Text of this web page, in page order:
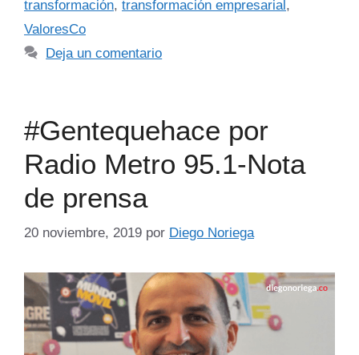
transformación, transformación empresarial ,
ValoresCo
Deja un comentario
#Gentequehace por
Radio Metro 95.1-Nota
de prensa
20 noviembre, 2019 por Diego Noriega